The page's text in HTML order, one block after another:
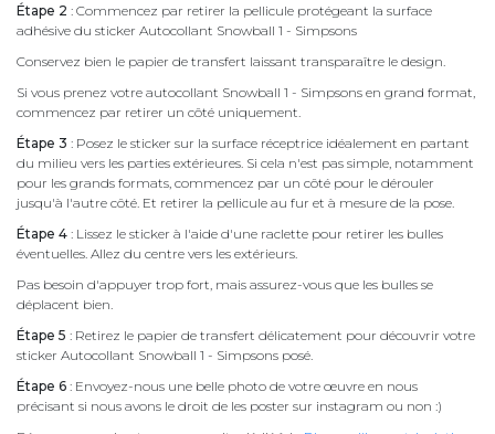
Étape 2 : Commencez par retirer la pellicule protégeant la surface
adhésive du sticker Autocollant Snowball 1 - Simpsons
Conservez bien le papier de transfert laissant transparaître le design.
Si vous prenez votre autocollant Snowball 1 - Simpsons en grand format,
commencez par retirer un côté uniquement.
Étape 3 : Posez le sticker sur la surface réceptrice idéalement en partant
du milieu vers les parties extérieures. Si cela n'est pas simple, notamment
pour les grands formats, commencez par un côté pour le dérouler
jusqu'à l'autre côté. Et retirer la pellicule au fur et à mesure de la pose.
Étape 4 : Lissez le sticker à l'aide d'une raclette pour retirer les bulles
éventuelles. Allez du centre vers les extérieurs.
Pas besoin d'appuyer trop fort, mais assurez-vous que les bulles se
déplacent bien.
Étape 5 : Retirez le papier de transfert délicatement pour découvrir votre
sticker Autocollant Snowball 1 - Simpsons posé.
Étape 6 : Envoyez-nous une belle photo de votre œuvre en nous
précisant si nous avons le droit de les poster sur instagram ou non :)